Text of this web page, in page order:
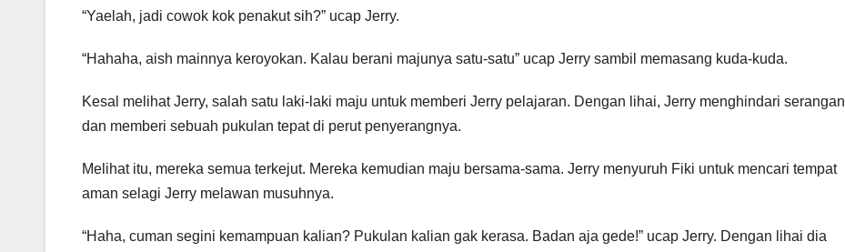
“Yaelah, jadi cowok kok penakut sih?” ucap Jerry.
“Hahaha, aish mainnya keroyokan. Kalau berani majunya satu-satu” ucap Jerry sambil memasang kuda-kuda.
Kesal melihat Jerry, salah satu laki-laki maju untuk memberi Jerry pelajaran. Dengan lihai, Jerry menghindari serangan
dan memberi sebuah pukulan tepat di perut penyerangnya.
Melihat itu, mereka semua terkejut. Mereka kemudian maju bersama-sama. Jerry menyuruh Fiki untuk mencari tempat
aman selagi Jerry melawan musuhnya.
“Haha, cuman segini kemampuan kalian? Pukulan kalian gak kerasa. Badan aja gede!” ucap Jerry. Dengan lihai dia